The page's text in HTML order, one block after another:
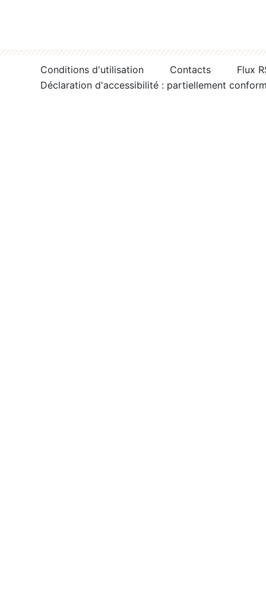
Conditions d'utilisation Contacts
Flux
Déclaration d'accessibilité : partiellement